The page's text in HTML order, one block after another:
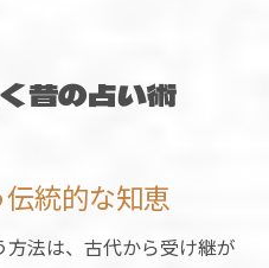
昔の占い術
統的な知恵
法は、古代から受け継が